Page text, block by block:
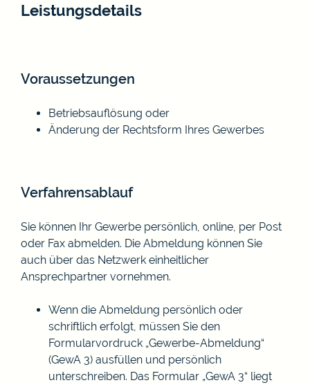
Leistungsdetails
Voraussetzungen
Betriebsauflösung oder
Änderung der Rechtsform Ihres Gewerbes
Verfahrensablauf
Sie können Ihr Gewerbe persönlich, online, per Post
oder Fax abmelden. Die Abmeldung können Sie
auch über das Netzwerk einheitlicher
Ansprechpartner vornehmen.
Wenn die Abmeldung persönlich oder
schriftlich erfolgt, müssen Sie den
Formularvordruck „Gewerbe-Abmeldung“
(GewA 3) ausfüllen und persönlich
unterschreiben. Das Formular „GewA 3“ liegt